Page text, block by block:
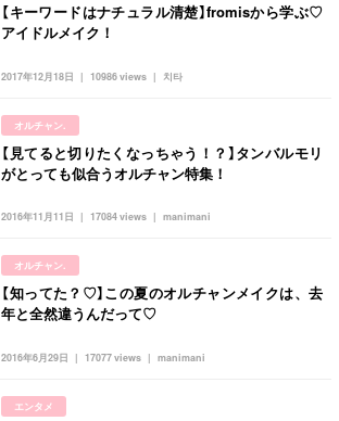
2017年12月18日 치타
10986 views
【キーワードはナチュラル清楚】fromisから学ぶ♡
アイドルメイク！
オルチャン.
2016年11月11日 manimani
17084 views
【見てると切りたくなっちゃう！？】タンバルモリ
がとっても似合うオルチャン特集！
オルチャン.
2016年6月29日 manimani
17077 views
【知ってた？♡】この夏のオルチャンメイクは、去
年と全然違うんだって♡
エンタメ